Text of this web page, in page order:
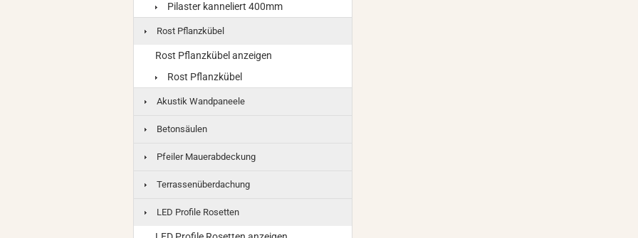
Pilaster kanneliert 400mm
Rost Pflanzkübel
Rost Pflanzkübel anzeigen
Rost Pflanzkübel
Akustik Wandpaneele
Betonsäulen
Pfeiler Mauerabdeckung
Terrassenüberdachung
LED Profile Rosetten